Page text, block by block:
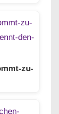
zu-